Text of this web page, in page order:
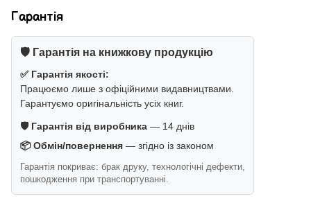
Гарантія
🛡️ Гарантія на книжкову продукцію
✅ Гарантія якості:
Працюємо лише з офіційними видавництвами.
Гарантуємо оригінальність усіх книг.
🛡️ Гарантія від виробника — 14 днів
📦 Обмін/повернення — згідно із законом
Гарантія покриває: брак друку, технологічні дефекти,
пошкодження при транспортуванні.